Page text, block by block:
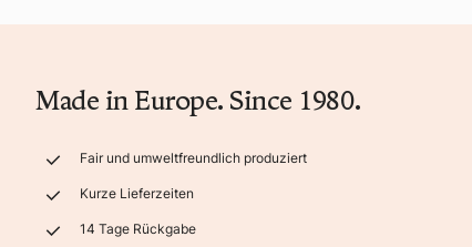
Made in Europe. Since 1980.
Fair und umweltfreundlich produziert
Kurze Lieferzeiten
14 Tage Rückgabe